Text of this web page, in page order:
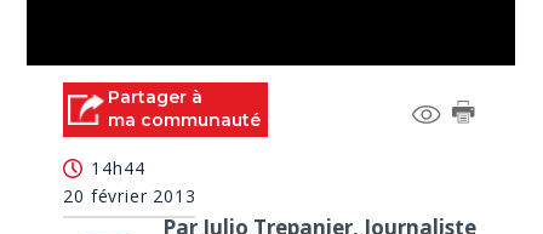
seconds
seconds
Partager à
ma communauté
14h44
20 février 2013
Par Julio Trepanier, Journaliste